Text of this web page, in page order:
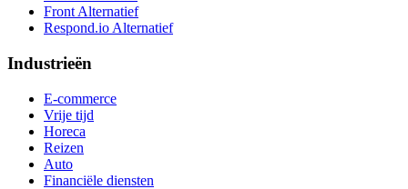
Front Alternatief
Respond.io Alternatief
Industrieën
E-commerce
Vrije tijd
Horeca
Reizen
Auto
Financiële diensten